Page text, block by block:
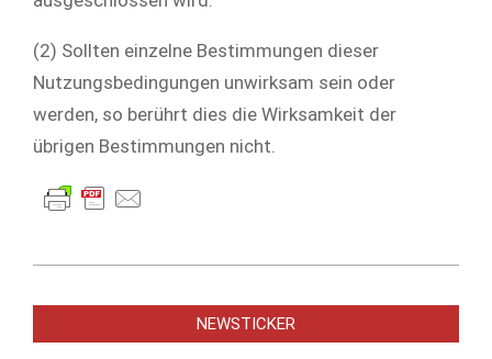
(2) Sollten einzelne Bestimmungen dieser
Nutzungsbedingungen unwirksam sein oder
werden, so berührt dies die Wirksamkeit der
übrigen Bestimmungen nicht.
01-
NEWSTICKER